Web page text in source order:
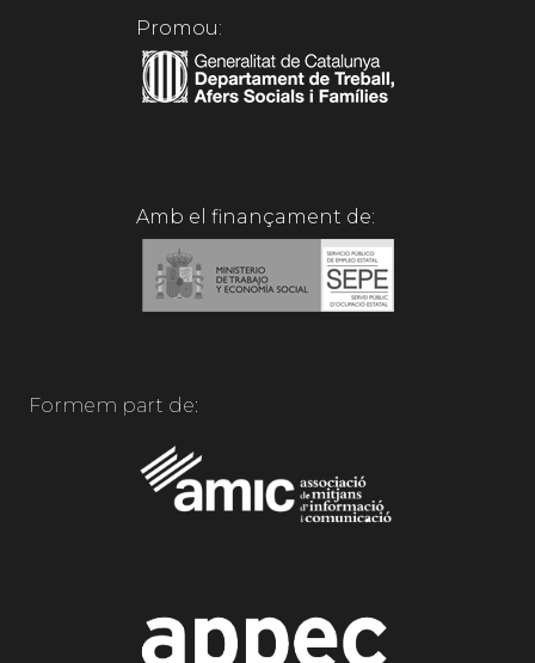
Promou:
Amb el finançament de:
Formem part de: